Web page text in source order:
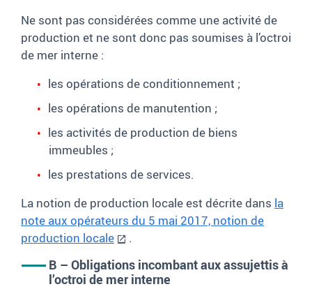
Ne sont pas considérées comme une activité de
production et ne sont donc pas soumises à l’octroi
de mer interne :
les opérations de conditionnement ;
les opérations de manutention ;
les activités de production de biens
immeubles ;
les prestations de services.
La notion de production locale est décrite dans la
note aux opérateurs du 5 mai 2017, notion de
production locale
.
B – Obligations incombant aux assujettis à
l’octroi de mer interne